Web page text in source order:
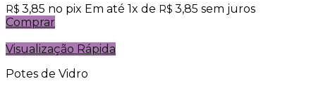
R$ 3,85 no pix Em até 1x de R$ 3,85 sem juros
Comprar
Visualização Rápida
Potes de Vidro